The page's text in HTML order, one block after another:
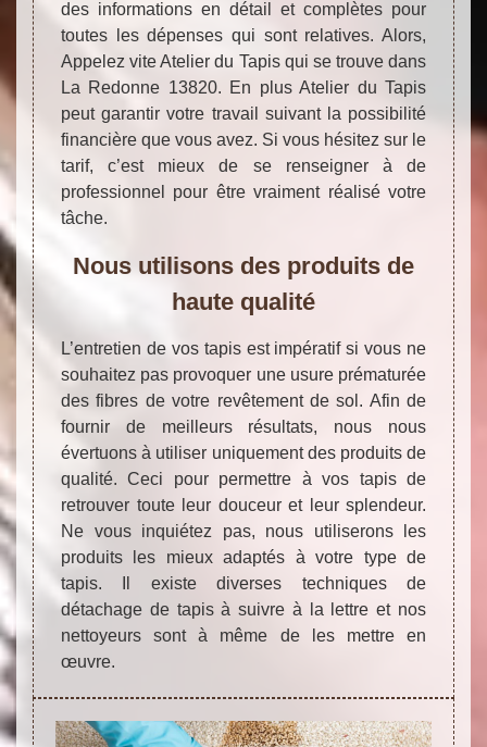
des informations en détail et complètes pour
toutes les dépenses qui sont relatives. Alors,
Appelez vite Atelier du Tapis qui se trouve dans
La Redonne 13820. En plus Atelier du Tapis
peut garantir votre travail suivant la possibilité
financière que vous avez. Si vous hésitez sur le
tarif, c’est mieux de se renseigner à de
professionnel pour être vraiment réalisé votre
tâche.
Nous utilisons des produits de
haute qualité
L’entretien de vos tapis est impératif si vous ne
souhaitez pas provoquer une usure prématurée
des fibres de votre revêtement de sol. Afin de
fournir de meilleurs résultats, nous nous
évertuons à utiliser uniquement des produits de
qualité. Ceci pour permettre à vos tapis de
retrouver toute leur douceur et leur splendeur.
Ne vous inquiétez pas, nous utiliserons les
produits les mieux adaptés à votre type de
tapis. Il existe diverses techniques de
détachage de tapis à suivre à la lettre et nos
nettoyeurs sont à même de les mettre en
œuvre.